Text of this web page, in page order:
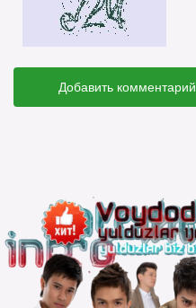
Добавить комментарий